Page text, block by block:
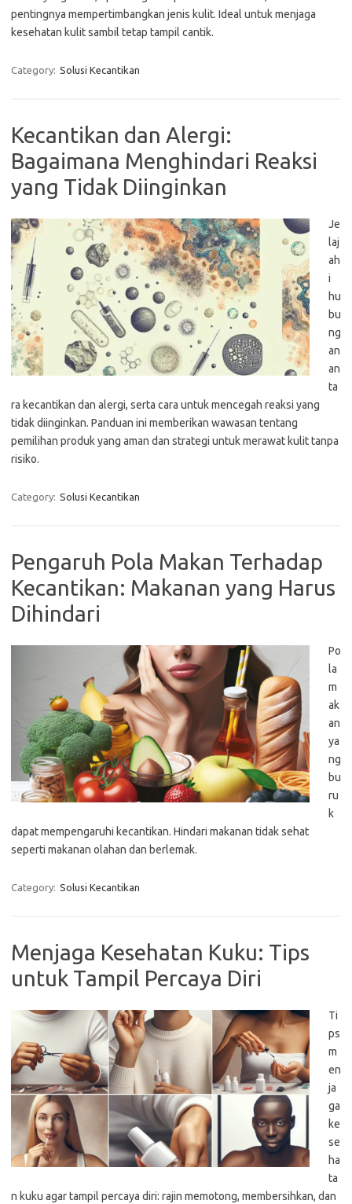
pentingnya mempertimbangkan jenis kulit. Ideal untuk menjaga
kesehatan kulit sambil tetap tampil cantik.
Category: Solusi Kecantikan
Kecantikan dan Alergi:
Bagaimana Menghindari Reaksi
yang Tidak Diinginkan
Je
laj
ah
i
hu
bu
ng
an
an
ta
ra kecantikan dan alergi, serta cara untuk mencegah reaksi yang
tidak diinginkan. Panduan ini memberikan wawasan tentang
pemilihan produk yang aman dan strategi untuk merawat kulit tanpa
risiko.
Category: Solusi Kecantikan
Pengaruh Pola Makan Terhadap
Kecantikan: Makanan yang Harus
Dihindari
Po
la
m
ak
an
ya
ng
bu
ru
k
dapat mempengaruhi kecantikan. Hindari makanan tidak sehat
seperti makanan olahan dan berlemak.
Category: Solusi Kecantikan
Menjaga Kesehatan Kuku: Tips
untuk Tampil Percaya Diri
Ti
ps
m
en
ja
ga
ke
se
ha
ta
n kuku agar tampil percaya diri: rajin memotong, membersihkan, dan